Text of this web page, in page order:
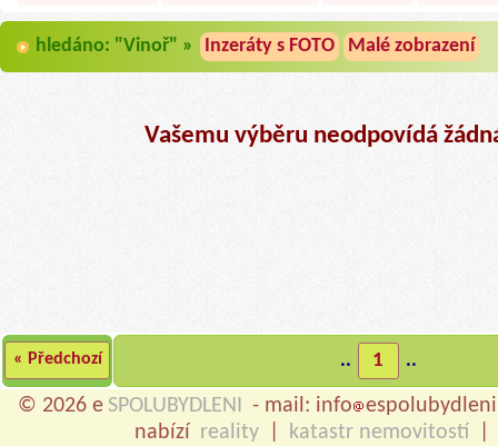
hledáno: "Vinoř" » Inzeráty s FOTO Malé zobrazení
Vašemu výběru neodpovídá
« Předchozí .. 1 ..
© 2026 e SPOLUBYDLENI - mail: info
nabízí reality katastr nemovitostí